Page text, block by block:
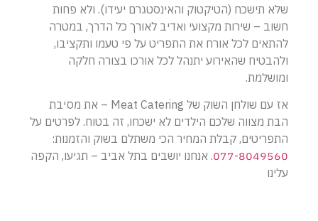
שלא תישכח (הטיקטוק והאינסטגרם יעידו). ולא פחות
חשוב – שירות מקצועי ואדיב לאורך כל הדרך, במטרה
להתאים לכל אורח את התפריט על פי טעמו ותקציבו,
ולהבטיח שהאירוע יתנהל לכל אורכו בצורה חלקה
ומושלמת.
אז עם שולחן השוק של Meat Catering – את מסיבת
הבת מצווה שלכם הילדים לא ישכחו, זה בטוח. לפרטים על
התפריטים, קבלת המחיר הכי משתלם בשוק והזמנות:
077-8049560. אנחנו יושבים בתל אביב – תגיעו, הקפה
עלינו